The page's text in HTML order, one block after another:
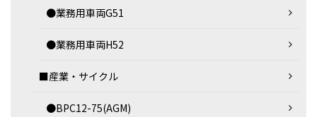
●業務用車両G51
●業務用車両H52
■産業・サイクル
●BPC12-75(AGM)